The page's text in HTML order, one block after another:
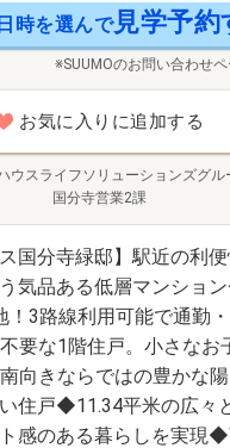
時を選んで見学予約
※SUUMOのお問い合わせ
お気に入りに追加する
ウスライフソリューションズグル
国分寺営業2課
国分寺緑邸】駅近の利
気品ある低層マンショ
！3路線利用可能で通勤
要な1階住戸。小さなお
向きならではの豊かな
住戸◆11.34平米の広々
感のある暮らしを実現